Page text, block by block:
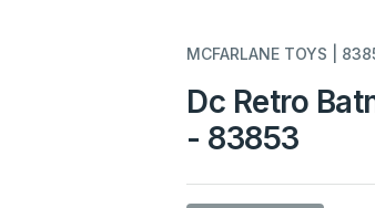
MCFARLANE TOYS |
Dc Retro
- 83853